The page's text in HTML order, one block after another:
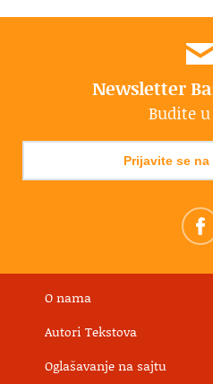
Newsletter
Budite
Prijavite se
O nama
Autori Tekstova
Oglašavanje na sajtu